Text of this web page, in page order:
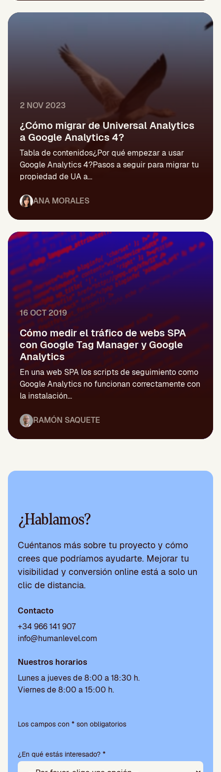
2 NOV 2023
¿Cómo migrar de Universal Analytics
a Google Analytics 4?
Tabla de contenidos¿Por qué empezar a usar
Google Analytics 4?Pasos a seguir para migrar tu
propiedad de UA a...
ANA MORALES
16 OCT 2019
Cómo medir el tráfico de webs SPA
con Google Tag Manager y Google
Analytics
En una web SPA los scripts de seguimiento como
Google Analytics no funcionan correctamente con
la instalación...
RAMÓN SAQUETE
¿Hablamos?
Cuéntanos más sobre tu proyecto y cómo
crees que podríamos ayudarte. Mejorar tu
visibilidad y conversión online está a solo un
clic de distancia.
Contacto
+34 966 141 907
info@humanlevel.com
Nuestros horarios
Lunes a jueves de 8:00 a 18:30 h.
Viernes de 8:00 a 15:00 h.
favor,
campo
vacío.
Los campos con * son obligatorios
¿En qué estás interesado? *